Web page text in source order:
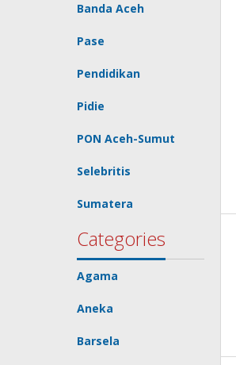
Banda Aceh
Pase
Pendidikan
Pidie
PON Aceh-Sumut
Selebritis
Sumatera
Categories
Agama
Aneka
Barsela